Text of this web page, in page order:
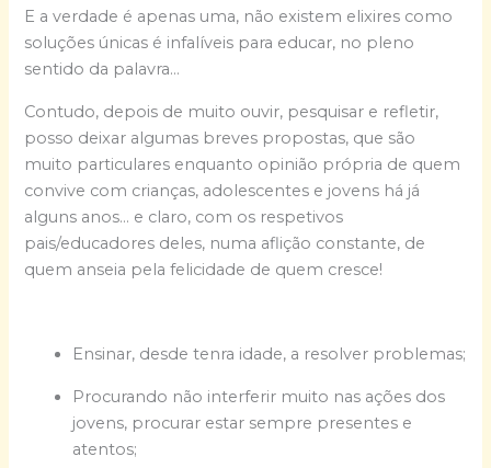
E a verdade é apenas uma, não existem elixires como
soluções únicas é infalíveis para educar, no pleno
sentido da palavra…
Contudo, depois de muito ouvir, pesquisar e refletir,
posso deixar algumas breves propostas, que são
muito particulares enquanto opinião própria de quem
convive com crianças, adolescentes e jovens há já
alguns anos… e claro, com os respetivos
pais/educadores deles, numa aflição constante, de
quem anseia pela felicidade de quem cresce!
Ensinar, desde tenra idade, a resolver problemas;
Procurando não interferir muito nas ações dos
jovens, procurar estar sempre presentes e
atentos;